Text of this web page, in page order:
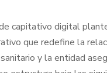
capitativo digital
que redefine la
y la entidad